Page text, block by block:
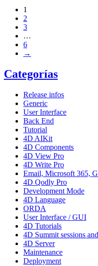
1
2
3
…
6
→
Categorías
Release infos
Generic
User Interface
Back End
Tutorial
4D AIKit
4D Components
4D View Pro
4D Write Pro
Email, Microsoft 365,
4D Qodly Pro
Development Mode
4D Language
ORDA
User Interface / GUI
4D Tutorials
4D Summit sessions
4D Server
Maintenance
Deployment